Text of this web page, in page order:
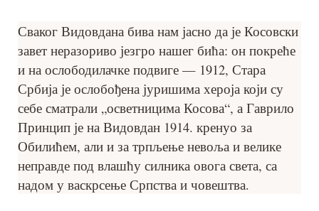
Сваког Видовдана бива нам јасно да је Косовски
завет неразориво језгро нашег бића: он покреће
и на ослободилачке подвиге — 1912, Стара
Србија је ослобођена јуришима хероја који су
себе сматрали „осветницима Косова“, а Гаврило
Принцип је на Видовдан 1914. кренуо за
Обилићем, али и за трпљење невоља и велике
неправде под влашћу силника овога света, са
надом у васкрсење Српства и човештва.